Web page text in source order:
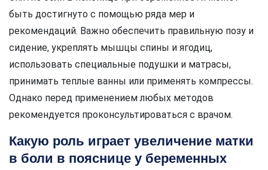
быть достигнуто с помощью ряда мер и
рекомендаций. Важно обеспечить правильную позу и
сидение, укреплять мышцы спины и ягодиц,
использовать специальные подушки и матрасы,
принимать теплые ванны или применять компрессы.
Однако перед применением любых методов
рекомендуется проконсультироваться с врачом.
Какую роль играет увеличение матки
в боли в пояснице у беременных